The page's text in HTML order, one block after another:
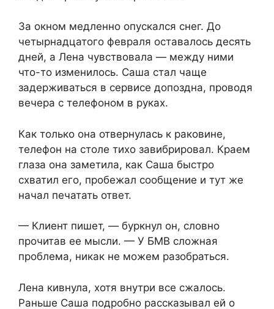
За окном медленно опускался снег. До
четырнадцатого февраля оставалось десять
дней, а Лена чувствовала — между ними
что-то изменилось. Саша стал чаще
задерживаться в сервисе допоздна, проводя
вечера с телефоном в руках.
Как только она отвернулась к раковине,
телефон на столе тихо завибрировал. Краем
глаза она заметила, как Саша быстро
схватил его, пробежал сообщение и тут же
начал печатать ответ.
— Клиент пишет, — буркнул он, словно
прочитав ее мысли. — У БМВ сложная
проблема, никак не можем разобраться.
Лена кивнула, хотя внутри все сжалось.
Раньше Саша подробно рассказывал ей о